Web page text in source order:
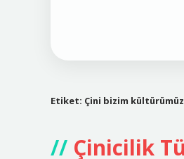
Etiket: Çini bizim
Çinicilik